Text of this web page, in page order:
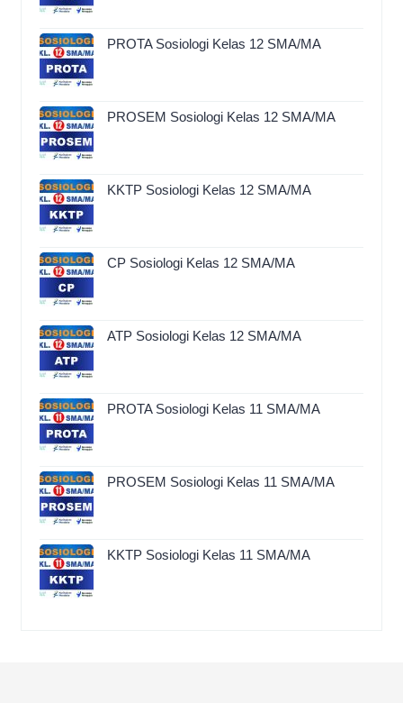
PROTA Sosiologi Kelas 12 SMA/MA
PROSEM Sosiologi Kelas 12 SMA/MA
KKTP Sosiologi Kelas 12 SMA/MA
CP Sosiologi Kelas 12 SMA/MA
ATP Sosiologi Kelas 12 SMA/MA
PROTA Sosiologi Kelas 11 SMA/MA
PROSEM Sosiologi Kelas 11 SMA/MA
KKTP Sosiologi Kelas 11 SMA/MA